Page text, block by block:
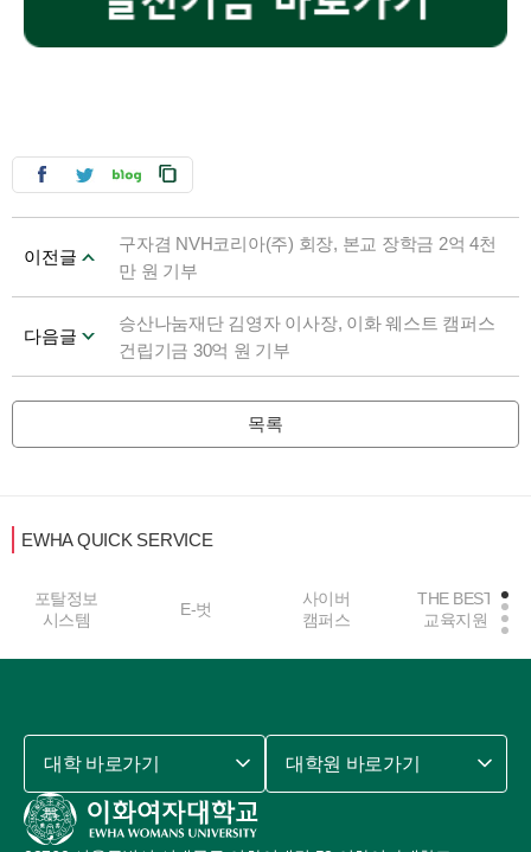
이전글
구자겸 NVH코리아(주) 회장, 본교 장학금 2억 4천
만 원 기부
다음글
승산나눔재단 김영자 이사장, 이화 웨스트 캠퍼스
건립기금 30억 원 기부
목록
EWHA QUICK SERVICE
포탈정보
시스템
E-벗
사이버
캠퍼스
THE BEST
교육지원
대학 바로가기 대학원 바로가기